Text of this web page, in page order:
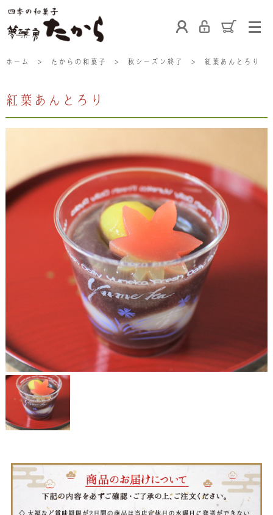
たからの和菓子 ご利用案内 お熨斗について
たからの上生菓子 たからについて 店舗案内
ブログ 会社概要 採用情報
お問い合わせ
Instagram
お問い合わせ
〒761-0101 香川県高松市春日町214
087-844-8801
ホーム > たからの和菓子 > 秋シーズン終了 > 紅葉あんとろり
紅葉あんとろり